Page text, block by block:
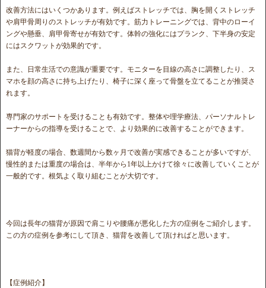
改善方法にはいくつかあります。例えばストレッチでは、胸を開くストレッチ
や肩甲骨周りのストレッチが有効です。筋力トレーニングでは、背中のローイ
ングや懸垂、肩甲骨寄せが有効です。体幹の強化にはプランク、下半身の安定
にはスクワットが効果的です。
また、日常生活での意識が重要です。モニターを目線の高さに調整したり、ス
マホを顔の高さに持ち上げたり、椅子に深く座って骨盤を立てることが推奨さ
れます。
専門家のサポートを受けることも有効です。整体や理学療法、パーソナルトレ
ーナーからの指導を受けることで、より効果的に改善することができます。
猫背が軽度の場合、数週間から数ヶ月で改善が実感できることが多いですが、
慢性的または重度の場合は、半年から1年以上かけて徐々に改善していくことが
一般的です。根気よく取り組むことが大切です。
今回は長年の猫背が原因で肩こりや腰痛が悪化した方の症例をご紹介します。
この方の症例を参考にして頂き、猫背を改善して頂ければと思います。
【症例紹介】